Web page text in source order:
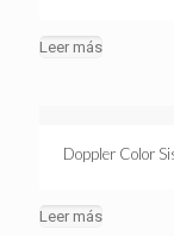
Leer más
Doppler Color
Leer más